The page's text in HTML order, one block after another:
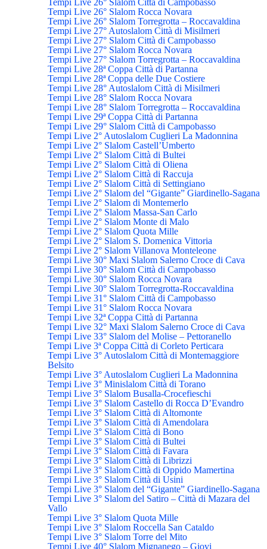
Tempi Live 26° Slalom Rocca Novara
Tempi Live 26° Slalom Torregrotta – Roccavaldina
Tempi Live 27° Autoslalom Città di Misilmeri
Tempi Live 27° Slalom Città di Campobasso
Tempi Live 27° Slalom Rocca Novara
Tempi Live 27° Slalom Torregrotta – Roccavaldina
Tempi Live 28ª Coppa Città di Partanna
Tempi Live 28ª Coppa delle Due Costiere
Tempi Live 28° Autoslalom Città di Misilmeri
Tempi Live 28° Slalom Rocca Novara
Tempi Live 28° Slalom Torregrotta – Roccavaldina
Tempi Live 29ª Coppa Città di Partanna
Tempi Live 29° Slalom Città di Campobasso
Tempi Live 2° Autoslalom Cuglieri La Madonnina
Tempi Live 2° Slalom Castell’Umberto
Tempi Live 2° Slalom Città di Bultei
Tempi Live 2° Slalom Città di Oliena
Tempi Live 2° Slalom Città di Raccuja
Tempi Live 2° Slalom Città di Settingiano
Tempi Live 2° Slalom del “Gigante” Giardinello-Sagana
Tempi Live 2° Slalom di Montemerlo
Tempi Live 2° Slalom Massa-San Carlo
Tempi Live 2° Slalom Monte di Malo
Tempi Live 2° Slalom Quota Mille
Tempi Live 2° Slalom S. Domenica Vittoria
Tempi Live 2° Slalom Villanova Monteleone
Tempi Live 30° Maxi Slalom Salerno Croce di Cava
Tempi Live 30° Slalom Città di Campobasso
Tempi Live 30° Slalom Rocca Novara
Tempi Live 30° Slalom Torregrotta-Roccavaldina
Tempi Live 31° Slalom Città di Campobasso
Tempi Live 31° Slalom Rocca Novara
Tempi Live 32ª Coppa Città di Partanna
Tempi Live 32° Maxi Slalom Salerno Croce di Cava
Tempi Live 33° Slalom del Molise – Pettoranello
Tempi Live 3ª Coppa Città di Corleto Perticara
Tempi Live 3° Autoslalom Città di Montemaggiore
Belsito
Tempi Live 3° Autoslalom Cuglieri La Madonnina
Tempi Live 3° Minislalom Città di Torano
Tempi Live 3° Slalom Busalla-Crocefieschi
Tempi Live 3° Slalom Castello di Rocca D’Evandro
Tempi Live 3° Slalom Città di Altomonte
Tempi Live 3° Slalom Città di Amendolara
Tempi Live 3° Slalom Città di Bono
Tempi Live 3° Slalom Città di Bultei
Tempi Live 3° Slalom Città di Favara
Tempi Live 3° Slalom Città di Librizzi
Tempi Live 3° Slalom Città di Oppido Mamertina
Tempi Live 3° Slalom Città di Usini
Tempi Live 3° Slalom del “Gigante” Giardinello-Sagana
Tempi Live 3° Slalom del Satiro – Città di Mazara del
Vallo
Tempi Live 3° Slalom Quota Mille
Tempi Live 3° Slalom Roccella San Cataldo
Tempi Live 3° Slalom Torre del Mito
Tempi Live 40° Slalom Mignanego – Giovi